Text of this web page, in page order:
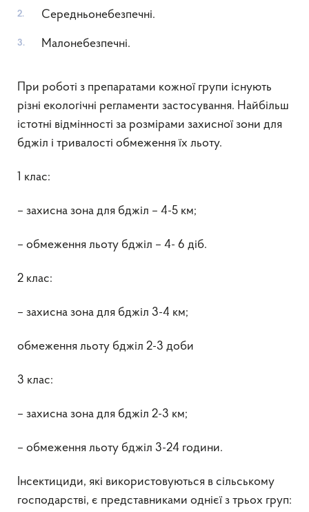
Середньонебезпечні.
Малонебезпечні.
При роботі з препаратами кожної групи існують
різні екологічні регламенти застосування. Найбільш
істотні відмінності за розмірами захисної зони для
бджіл і тривалості обмеження їх льоту.
1 клас:
– захисна зона для бджіл – 4-5 км;
– обмеження льоту бджіл – 4- 6 діб.
2 клас:
– захисна зона для бджіл 3-4 км;
обмеження льоту бджіл 2-3 доби
3 клас:
– захисна зона для бджіл 2-3 км;
– обмеження льоту бджіл 3-24 години.
Інсектициди, які використовуються в сільському
господарстві, є представниками однієї з трьох груп: